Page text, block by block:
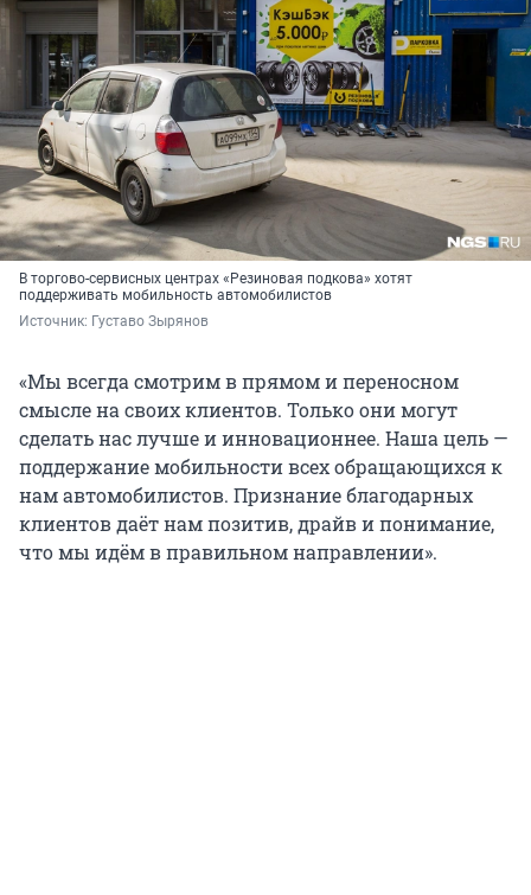
В торгово-сервисных центрах «Резиновая подкова» хотят
поддерживать мобильность автомобилистов
Источник: Густаво Зырянов
«Мы всегда смотрим в прямом и переносном
смысле на своих клиентов. Только они могут
сделать нас лучше и инновационнее. Наша цель —
поддержание мобильности всех обращающихся к
нам автомобилистов. Признание благодарных
клиентов даёт нам позитив, драйв и понимание,
что мы идём в правильном направлении».